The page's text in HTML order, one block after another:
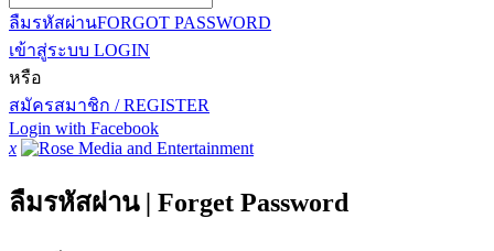
ลืมรหัสผ่านFORGOT PASSWORD
เข้าสู่ระบบ LOGIN
หรือ
สมัครสมาชิก / REGISTER
Login with Facebook
x
ลืมรหัสผ่าน | Forget Password